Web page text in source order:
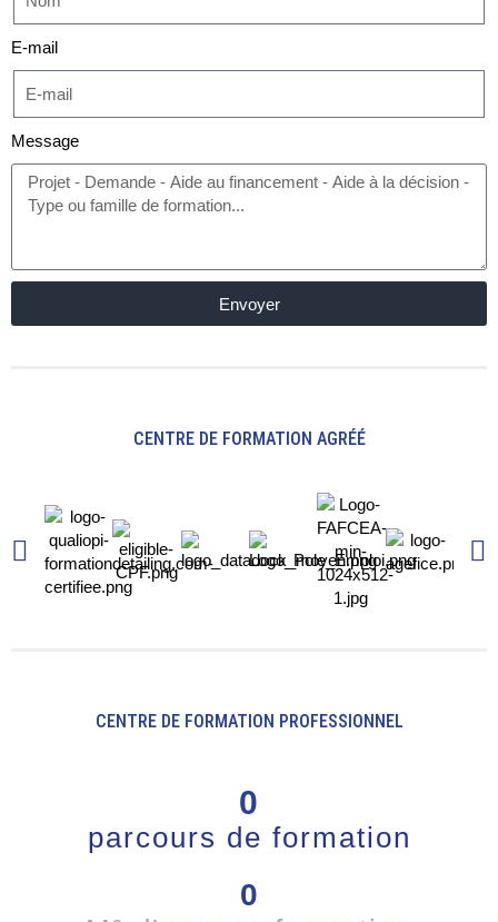
E-mail
Message
Envoyer
CENTRE DE FORMATION AGRÉÉ
CENTRE DE FORMATION PROFESSIONNEL
parcours de formation
0
0